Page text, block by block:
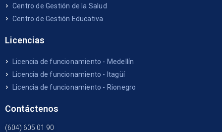
Centro de Gestión de la Salud
Centro de Gestión Educativa
Licencias
Licencia de funcionamiento - Medellín
Licencia de funcionamiento - Itagüí
Licencia de funcionamiento - Rionegro
Contáctenos
(604) 605 01 90